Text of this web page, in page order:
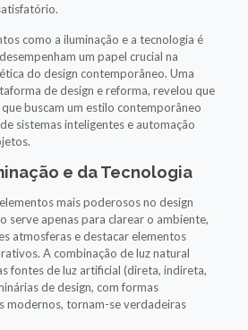
como a iluminação e a tecnologia é
um papel crucial na
do design contemporâneo. Uma
de design e reforma, revelou que
buscam um estilo contemporâneo
sistemas inteligentes e automação
e da Tecnologia
mais poderosos no design
serve apenas para clarear o ambiente,
atmosferas e destacar elementos
A combinação de luz natural
fontes de luz artificial (direta, indireta,
de design, com formas
modernos, tornam-se verdadeiras